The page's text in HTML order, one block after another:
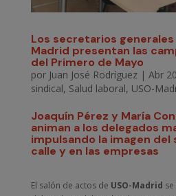
Los secretarios generales
Madrid presentan las
del Primero de Mayo
por Juan José Rodríguez| Abr
sindical, Salud laboral, USO-
Joaquín Pérez y María
animan a los delegados
impulsando la imagen del
calle y en las empresas
El salón de actos de USO-Madrid